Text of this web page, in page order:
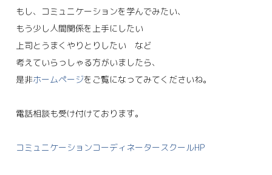
もし、コミュニケーションを学んでみたい、
もう少し人間関係を上手にしたい
上司とうまくやりとりしたい など
考えていらっしゃる方がいましたら、
是非ホームページをご覧になってみてくださいね。
電話相談も受け付けております。
コミュニケーションコーディネータースクールHP